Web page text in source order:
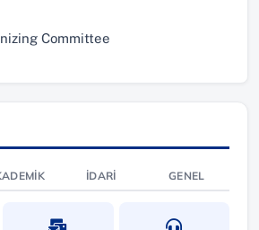
Committee
İDARI GENEL